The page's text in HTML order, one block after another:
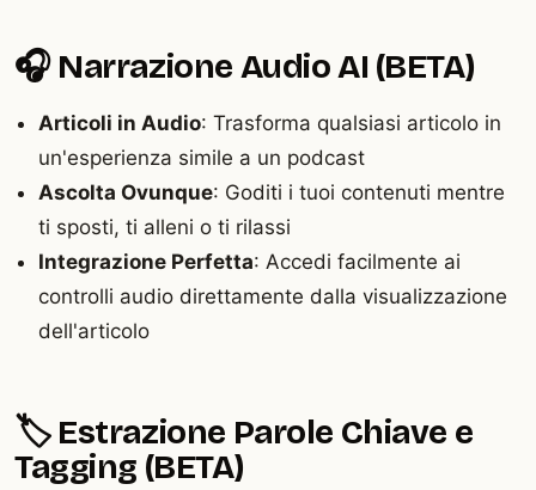
🎧 Narrazione Audio AI (BETA)
Articoli in Audio: Trasforma qualsiasi articolo in
un'esperienza simile a un podcast
Ascolta Ovunque: Goditi i tuoi contenuti mentre
ti sposti, ti alleni o ti rilassi
Integrazione Perfetta: Accedi facilmente ai
controlli audio direttamente dalla visualizzazione
dell'articolo
🏷️ Estrazione Parole Chiave e
Tagging (BETA)